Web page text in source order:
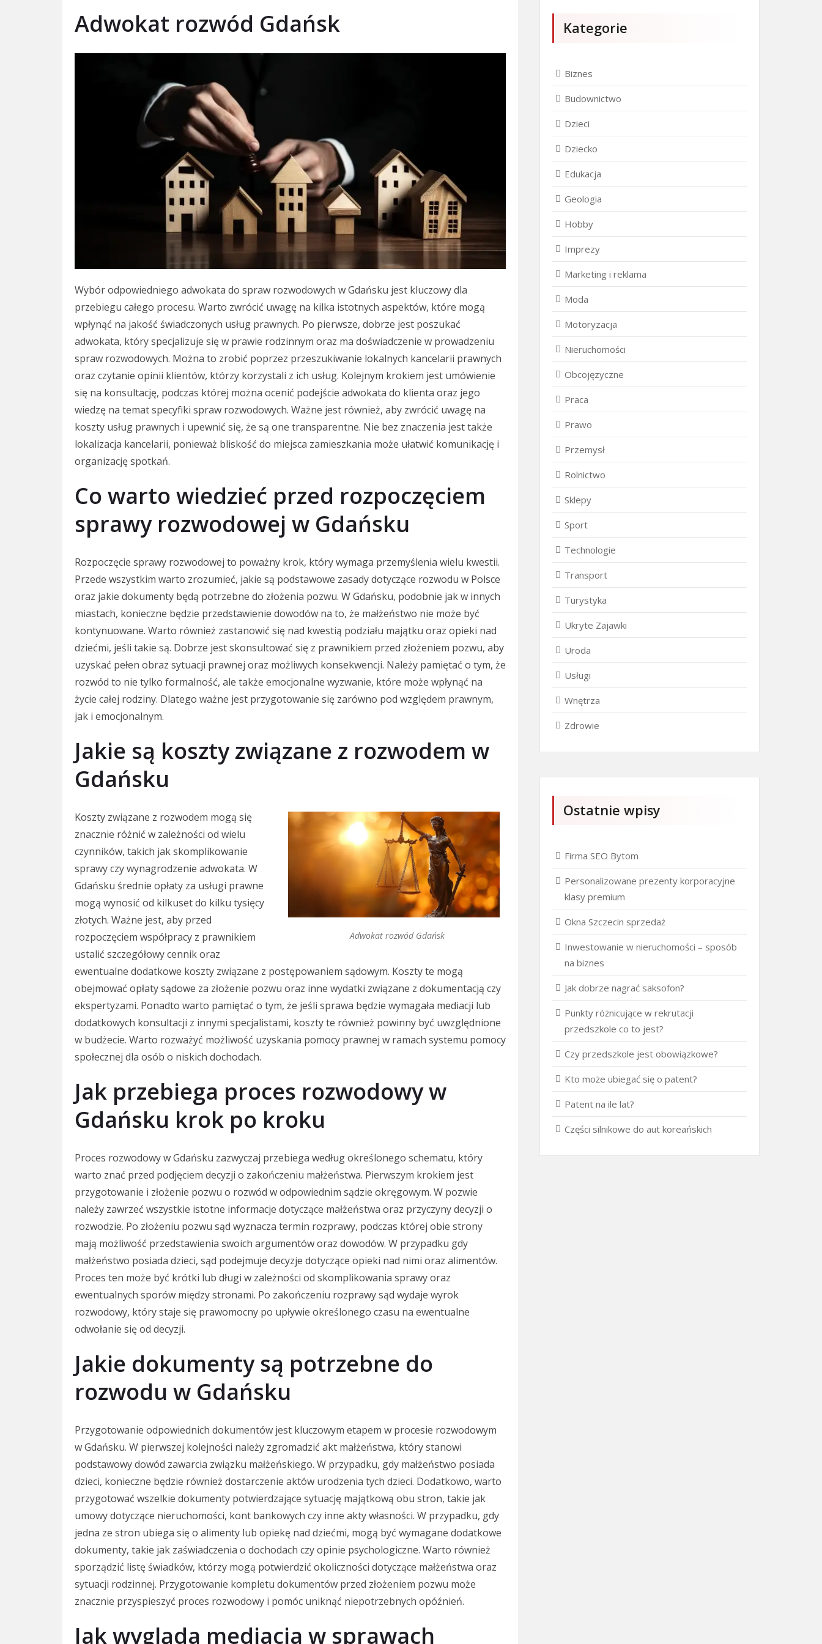
Adwokat rozwód Gdańsk
Wybór odpowiedniego adwokata do spraw rozwodowych w Gdańsku jest kluczowy dla
przebiegu całego procesu. Warto zwrócić uwagę na kilka istotnych aspektów, które mogą
wpłynąć na jakość świadczonych usług prawnych. Po pierwsze, dobrze jest poszukać
adwokata, który specjalizuje się w prawie rodzinnym oraz ma doświadczenie w prowadzeniu
spraw rozwodowych. Można to zrobić poprzez przeszukiwanie lokalnych kancelarii prawnych
oraz czytanie opinii klientów, którzy korzystali z ich usług. Kolejnym krokiem jest umówienie
się na konsultację, podczas której można ocenić podejście adwokata do klienta oraz jego
wiedzę na temat specyfiki spraw rozwodowych. Ważne jest również, aby zwrócić uwagę na
koszty usług prawnych i upewnić się, że są one transparentne. Nie bez znaczenia jest także
lokalizacja kancelarii, ponieważ bliskość do miejsca zamieszkania może ułatwić komunikację i
organizację spotkań.
Co warto wiedzieć przed rozpoczęciem
sprawy rozwodowej w Gdańsku
Rozpoczęcie sprawy rozwodowej to poważny krok, który wymaga przemyślenia wielu kwestii.
Przede wszystkim warto zrozumieć, jakie są podstawowe zasady dotyczące rozwodu w Polsce
oraz jakie dokumenty będą potrzebne do złożenia pozwu. W Gdańsku, podobnie jak w innych
miastach, konieczne będzie przedstawienie dowodów na to, że małżeństwo nie może być
kontynuowane. Warto również zastanowić się nad kwestią podziału majątku oraz opieki nad
dziećmi, jeśli takie są. Dobrze jest skonsultować się z prawnikiem przed złożeniem pozwu, aby
uzyskać pełen obraz sytuacji prawnej oraz możliwych konsekwencji. Należy pamiętać o tym, że
rozwód to nie tylko formalność, ale także emocjonalne wyzwanie, które może wpłynąć na
życie całej rodziny. Dlatego ważne jest przygotowanie się zarówno pod względem prawnym,
jak i emocjonalnym.
Jakie są koszty związane z rozwodem w
Gdańsku
Adwokat rozwód Gdańsk
Koszty związane z rozwodem mogą się
znacznie różnić w zależności od wielu
czynników, takich jak skomplikowanie
sprawy czy wynagrodzenie adwokata. W
Gdańsku średnie opłaty za usługi prawne
mogą wynosić od kilkuset do kilku tysięcy
złotych. Ważne jest, aby przed
rozpoczęciem współpracy z prawnikiem
ustalić szczegółowy cennik oraz
ewentualne dodatkowe koszty związane z postępowaniem sądowym. Koszty te mogą
obejmować opłaty sądowe za złożenie pozwu oraz inne wydatki związane z dokumentacją czy
ekspertyzami. Ponadto warto pamiętać o tym, że jeśli sprawa będzie wymagała mediacji lub
dodatkowych konsultacji z innymi specjalistami, koszty te również powinny być uwzględnione
w budżecie. Warto rozważyć możliwość uzyskania pomocy prawnej w ramach systemu pomocy
społecznej dla osób o niskich dochodach.
Jak przebiega proces rozwodowy w
Gdańsku krok po kroku
Proces rozwodowy w Gdańsku zazwyczaj przebiega według określonego schematu, który
warto znać przed podjęciem decyzji o zakończeniu małżeństwa. Pierwszym krokiem jest
przygotowanie i złożenie pozwu o rozwód w odpowiednim sądzie okręgowym. W pozwie
należy zawrzeć wszystkie istotne informacje dotyczące małżeństwa oraz przyczyny decyzji o
rozwodzie. Po złożeniu pozwu sąd wyznacza termin rozprawy, podczas której obie strony
mają możliwość przedstawienia swoich argumentów oraz dowodów. W przypadku gdy
małżeństwo posiada dzieci, sąd podejmuje decyzje dotyczące opieki nad nimi oraz alimentów.
Proces ten może być krótki lub długi w zależności od skomplikowania sprawy oraz
ewentualnych sporów między stronami. Po zakończeniu rozprawy sąd wydaje wyrok
rozwodowy, który staje się prawomocny po upływie określonego czasu na ewentualne
odwołanie się od decyzji.
Jakie dokumenty są potrzebne do
rozwodu w Gdańsku
Przygotowanie odpowiednich dokumentów jest kluczowym etapem w procesie rozwodowym
w Gdańsku. W pierwszej kolejności należy zgromadzić akt małżeństwa, który stanowi
podstawowy dowód zawarcia związku małżeńskiego. W przypadku, gdy małżeństwo posiada
dzieci, konieczne będzie również dostarczenie aktów urodzenia tych dzieci. Dodatkowo, warto
przygotować wszelkie dokumenty potwierdzające sytuację majątkową obu stron, takie jak
umowy dotyczące nieruchomości, kont bankowych czy inne akty własności. W przypadku, gdy
jedna ze stron ubiega się o alimenty lub opiekę nad dziećmi, mogą być wymagane dodatkowe
dokumenty, takie jak zaświadczenia o dochodach czy opinie psychologiczne. Warto również
sporządzić listę świadków, którzy mogą potwierdzić okoliczności dotyczące małżeństwa oraz
sytuacji rodzinnej. Przygotowanie kompletu dokumentów przed złożeniem pozwu może
znacznie przyspieszyć proces rozwodowy i pomóc uniknąć niepotrzebnych opóźnień.
Jak wygląda mediacja w sprawach
Kategorie
Biznes
Budownictwo
Dzieci
Dziecko
Edukacja
Geologia
Hobby
Imprezy
Marketing i reklama
Moda
Motoryzacja
Nieruchomości
Obcojęzyczne
Praca
Prawo
Przemysł
Rolnictwo
Sklepy
Sport
Technologie
Transport
Turystyka
Ukryte Zajawki
Uroda
Usługi
Wnętrza
Zdrowie
Ostatnie wpisy
Firma SEO Bytom
Personalizowane prezenty korporacyjne
klasy premium
Okna Szczecin sprzedaż
Inwestowanie w nieruchomości – sposób
na biznes
Jak dobrze nagrać saksofon?
Punkty różnicujące w rekrutacji
przedszkole co to jest?
Czy przedszkole jest obowiązkowe?
Kto może ubiegać się o patent?
Patent na ile lat?
Części silnikowe do aut koreańskich